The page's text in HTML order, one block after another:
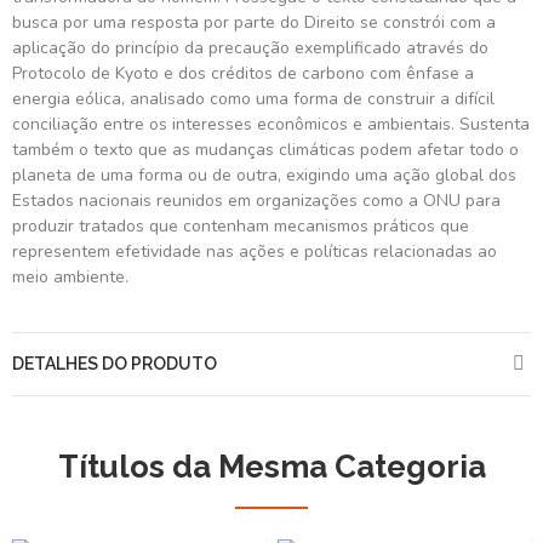
busca por uma resposta por parte do Direito se constrói com a
aplicação do princípio da precaução exemplificado através do
Protocolo de Kyoto e dos créditos de carbono com ênfase a
energia eólica, analisado como uma forma de construir a difícil
conciliação entre os interesses econômicos e ambientais. Sustenta
também o texto que as mudanças climáticas podem afetar todo o
planeta de uma forma ou de outra, exigindo uma ação global dos
Estados nacionais reunidos em organizações como a ONU para
produzir tratados que contenham mecanismos práticos que
representem efetividade nas ações e políticas relacionadas ao
meio ambiente.
DETALHES DO PRODUTO
Títulos da Mesma Categoria